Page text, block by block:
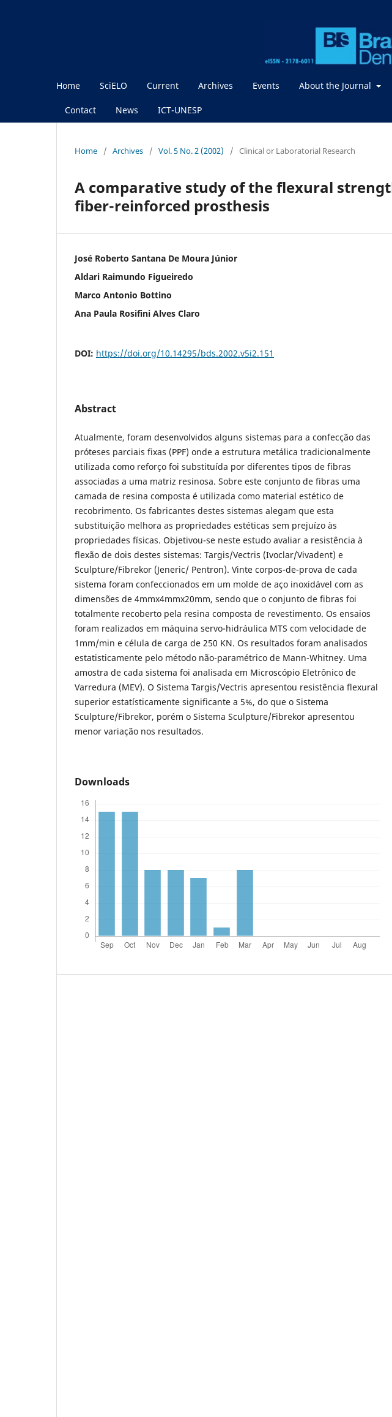
Home SciELO Current Archives Events About the Journal
Contact News ICT-UNESP
Home / Archives / Vol. 5 No. 2 (2002) / Clinical or Laboratorial Research
A comparative study of the flexural
fiber-reinforced prosthesis
José Roberto Santana De Moura Júnior
Aldari Raimundo Figueiredo
Marco Antonio Bottino
Ana Paula Rosifini Alves Claro
DOI: https://doi.org/10.14295/bds.2002.v5i2.151
Abstract
Atualmente, foram desenvolvidos alguns sistemas para a confecção das
próteses parciais fixas (PPF) onde a estrutura metálica tradicionalmente
utilizada como reforço foi substituída por diferentes tipos de fibras
associadas a uma matriz resinosa. Sobre este conjunto de fibras uma
camada de resina composta é utilizada como material estético de
recobrimento. Os fabricantes destes sistemas alegam que esta
substituição melhora as propriedades estéticas sem prejuízo às
propriedades físicas. Objetivou-se neste estudo avaliar a resistência à
flexão de dois destes sistemas: Targis/Vectris (Ivoclar/Vivadent) e
Sculpture/Fibrekor (Jeneric/ Pentron). Vinte corpos-de-prova de cada
sistema foram confeccionados em um molde de aço inoxidável com as
dimensões de 4mmx4mmx20mm, sendo que o conjunto de fibras foi
totalmente recoberto pela resina composta de revestimento. Os ensaios
foram realizados em máquina servo-hidráulica MTS com velocidade de
1mm/min e célula de carga de 250 KN. Os resultados foram analisados
estatisticamente pelo método não-paramétrico de Mann-Whitney. Uma
amostra de cada sistema foi analisada em Microscópio Eletrônico de
Varredura (MEV). O Sistema Targis/Vectris apresentou resistência flexural
superior estatísticamente significante a 5%, do que o Sistema
Sculpture/Fibrekor, porém o Sistema Sculpture/Fibrekor apresentou
menor variação nos resultados.
Downloads